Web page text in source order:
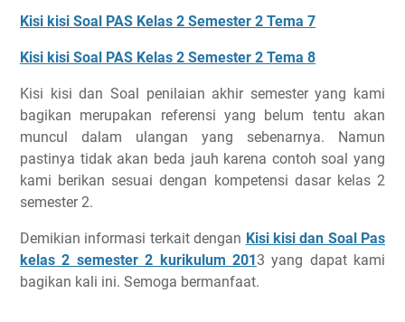
Kisi kisi Soal PAS Kelas 2 Semester 2 Tema 7
Kisi kisi Soal PAS Kelas 2 Semester 2 Tema 8
Kisi kisi dan Soal penilaian akhir semester yang kami
bagikan merupakan referensi yang belum tentu akan
muncul dalam ulangan yang sebenarnya. Namun
pastinya tidak akan beda jauh karena contoh soal yang
kami berikan sesuai dengan kompetensi dasar kelas 2
semester 2.
Demikian informasi terkait dengan Kisi kisi dan Soal Pas
kelas 2 semester 2 kurikulum 2013 yang dapat kami
bagikan kali ini. Semoga bermanfaat.